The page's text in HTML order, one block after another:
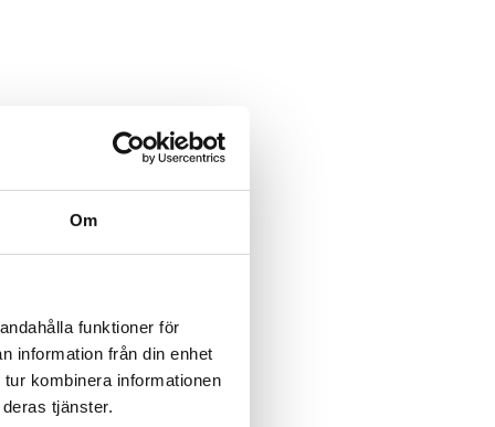
Om
funktioner för
information från din enhet
kombinera informationen
tjänster.